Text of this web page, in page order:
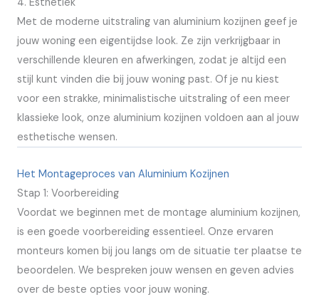
Met de moderne uitstraling van aluminium kozijnen geef je
jouw woning een eigentijdse look. Ze zijn verkrijgbaar in
verschillende kleuren en afwerkingen, zodat je altijd een
stijl kunt vinden die bij jouw woning past. Of je nu kiest
voor een strakke, minimalistische uitstraling of een meer
klassieke look, onze aluminium kozijnen voldoen aan al jouw
esthetische wensen.
Het Montageproces van Aluminium Kozijnen
Stap 1: Voorbereiding
Voordat we beginnen met de montage aluminium kozijnen,
is een goede voorbereiding essentieel. Onze ervaren
monteurs komen bij jou langs om de situatie ter plaatse te
beoordelen. We bespreken jouw wensen en geven advies
over de beste opties voor jouw woning.